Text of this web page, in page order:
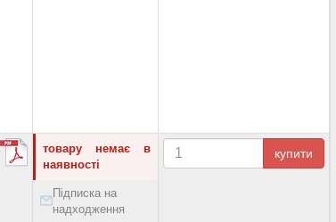
товару немає в
наявності
Підписка на
надходження
купити